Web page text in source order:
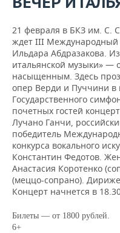
21 февраля в БКЗ им. С.
ждет III Международный
Ильдара Абдразакова.
итальянской музыки» —
насыщенным. Здесь
опер Верди и Пуччини в
Государственного
почетных гостей
Лучано Ганчи,
победитель
конкурса вокального
Константин Федотов.
Анастасия Коротенко
(меццо-сопрано).
Концерт начнется в
Билеты — от 1800 рублей.
6+